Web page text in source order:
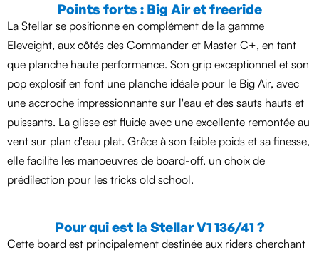
Points forts : Big Air et freeride
La Stellar se positionne en complément de la gamme
Eleveight, aux côtés des Commander et Master C+, en tant
que planche haute performance. Son grip exceptionnel et son
pop explosif en font une planche idéale pour le Big Air, avec
une accroche impressionnante sur l'eau et des sauts hauts et
puissants. La glisse est fluide avec une excellente remontée au
vent sur plan d'eau plat. Grâce à son faible poids et sa finesse,
elle facilite les manoeuvres de board-off, un choix de
prédilection pour les tricks old school.
Pour qui est la Stellar V1 136/41 ?
Cette board est principalement destinée aux riders cherchant